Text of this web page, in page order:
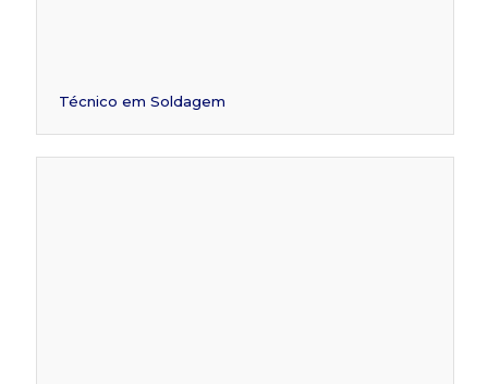
Técnico em Soldagem